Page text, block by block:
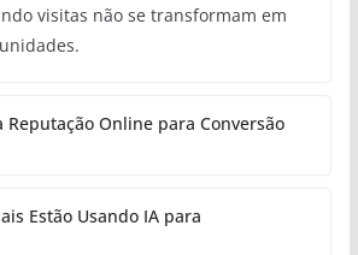
visitas não se transformam em
Online para Conversão
Estão Usando IA para